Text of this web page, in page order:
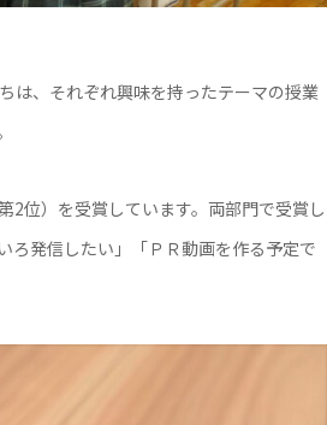
は、それぞれ興味を持ったテーマの授業
2位）を受賞しています。両部門で受賞し
ろ発信したい」「ＰＲ動画を作る予定で